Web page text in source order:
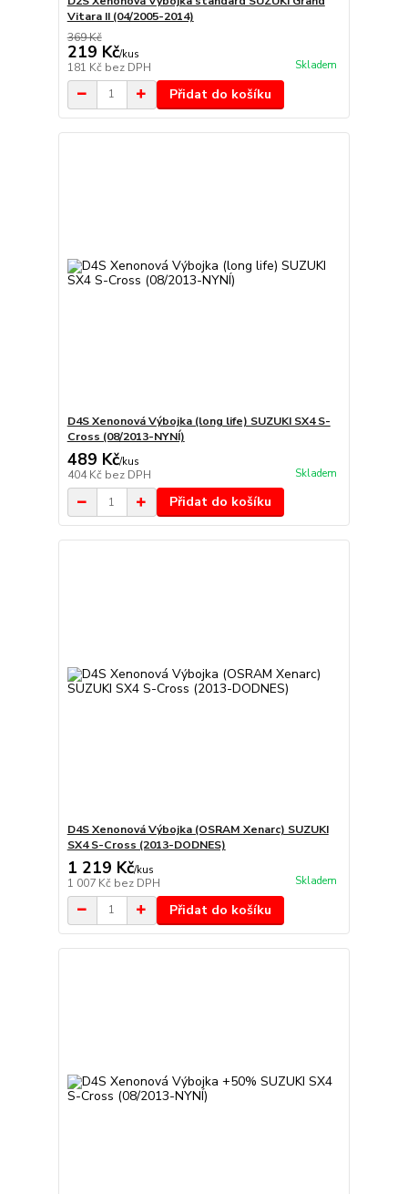
Vitara II (04/2005-2014)
369 Kč
219 Kč/kus
181 Kč bez DPH Skladem
Přidat do košíku
D4S Xenonová Výbojka (long life) SUZUKI SX4 S-
Cross (08/2013-NYNÍ)
489 Kč/kus
404 Kč bez DPH Skladem
Přidat do košíku
D4S Xenonová Výbojka (OSRAM Xenarc) SUZUKI
SX4 S-Cross (2013-DODNES)
1 219 Kč/kus
1 007 Kč bez DPH Skladem
Přidat do košíku